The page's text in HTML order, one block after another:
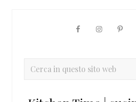
primaria
Cerca